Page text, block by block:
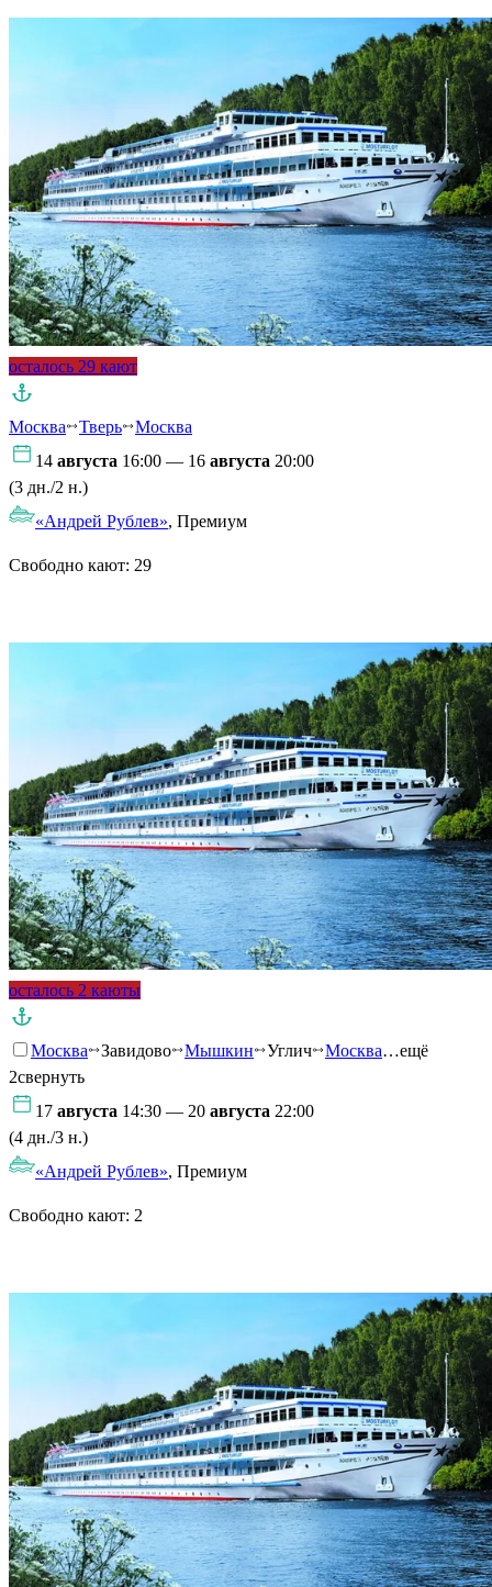
осталось 29 кают
Москва Тверь
Москва
14 августа 16:00 — 16 августа 20:00
(3 дн./2 н.)
«Андрей Рублев», Премиум
Свободно кают: 29
осталось 2 каюты
Москва Завидово Мышкин Углич Москва…ещё
2свернуть
17 августа 14:30 — 20 августа 22:00
(4 дн./3 н.)
«Андрей Рублев», Премиум
Свободно кают: 2